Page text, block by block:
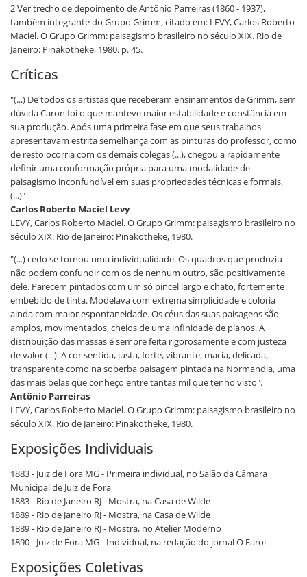
2 Ver trecho de depoimento de Antônio Parreiras (1860 - 1937),
também integrante do Grupo Grimm, citado em: LEVY, Carlos Roberto
Maciel. O Grupo Grimm: paisagismo brasileiro no século XIX. Rio de
Janeiro: Pinakotheke, 1980. p. 45.
Críticas
"(...) De todos os artistas que receberam ensinamentos de Grimm, sem
dúvida Caron foi o que manteve maior estabilidade e constância em
sua produção. Após uma primeira fase em que seus trabalhos
apresentavam estrita semelhança com as pinturas do professor, como
de resto ocorria com os demais colegas (...), chegou a rapidamente
definir uma conformação própria para uma modalidade de
paisagismo inconfundível em suas propriedades técnicas e formais.
(...)"
Carlos Roberto Maciel Levy
LEVY, Carlos Roberto Maciel. O Grupo Grimm: paisagismo brasileiro no
século XIX. Rio de Janeiro: Pinakotheke, 1980.
"(...) cedo se tornou uma individualidade. Os quadros que produziu
não podem confundir com os de nenhum outro, são positivamente
dele. Parecem pintados com um só pincel largo e chato, fortemente
embebido de tinta. Modelava com extrema simplicidade e coloria
ainda com maior espontaneidade. Os céus das suas paisagens são
amplos, movimentados, cheios de uma infinidade de planos. A
distribuição das massas é sempre feita rigorosamente e com justeza
de valor (...). A cor sentida, justa, forte, vibrante, macia, delicada,
transparente como na soberba paisagem pintada na Normandia, uma
das mais belas que conheço entre tantas mil que tenho visto".
Antônio Parreiras
LEVY, Carlos Roberto Maciel. O Grupo Grimm: paisagismo brasileiro no
século XIX. Rio de Janeiro: Pinakotheke, 1980.
Exposições Individuais
1883 - Juiz de Fora MG - Primeira individual, no Salão da Câmara
Municipal de Juiz de Fora
1883 - Rio de Janeiro RJ - Mostra, na Casa de Wilde
1889 - Rio de Janeiro RJ - Mostra, na Casa de Wilde
1889 - Rio de Janeiro RJ - Mostra, no Atelier Moderno
1890 - Juiz de Fora MG - Individual, na redação do jornal O Farol
Exposições Coletivas